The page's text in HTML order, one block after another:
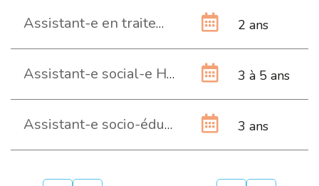
Assistant-e en traitement de surface AFP 2 ans
Assistant-e social-e HES 3 à 5 ans
Assistant-e socio-éducatif-ve CFC 3 ans